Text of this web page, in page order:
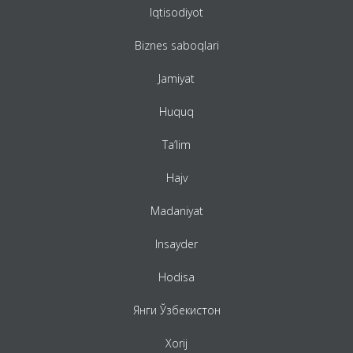
Iqtisodiyot
Biznes saboqlari
Jamiyat
Huquq
Ta’lim
Hajv
Madaniyat
Insayder
Hodisa
Янги Ўзбекистон
Xorij